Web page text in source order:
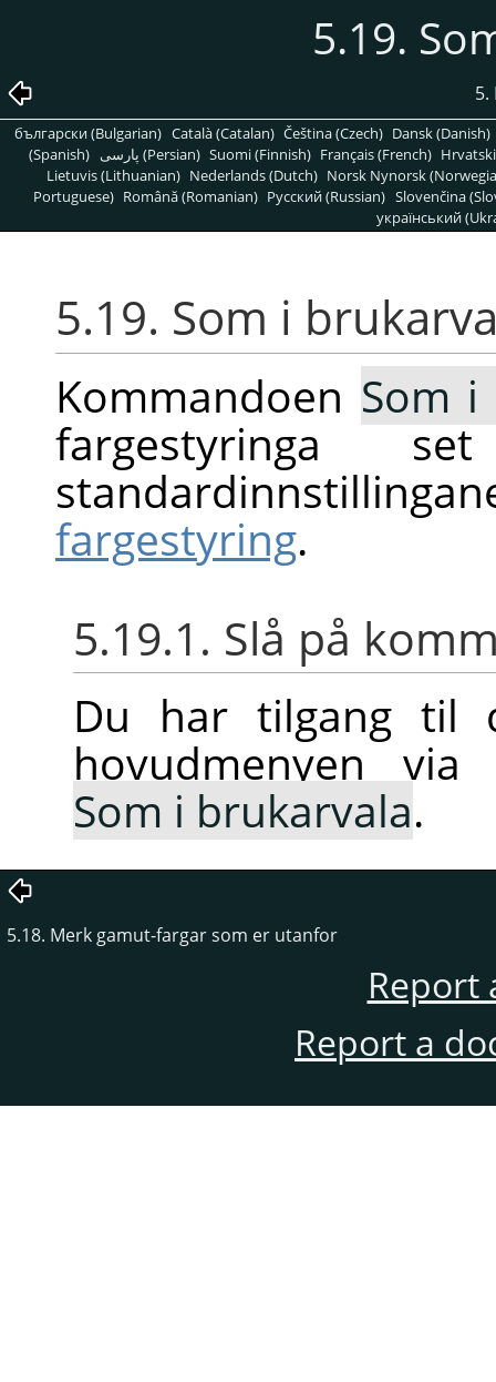
5.19.
5.
български (Bulgarian) Català (Catalan) Čeština (Czech) Dansk (Danish)
(Spanish)
پارسی (Persian) Suomi (Finnish) Français (French)
Lietuvis (Lithuanian) Nederlands (Dutch) Norsk Nynorsk
Portuguese) Română (Romanian) Pусский (Russian) Slovenčina
український
5.19. Som i
Kommandoen Som
fargestyringa
fargestyring.
5.19.1. Slå på
Du har tilgang til
hovudmenyen
Som i brukarvala.
5.18. Merk gamut-fargar som er utanfor
Report
Report a